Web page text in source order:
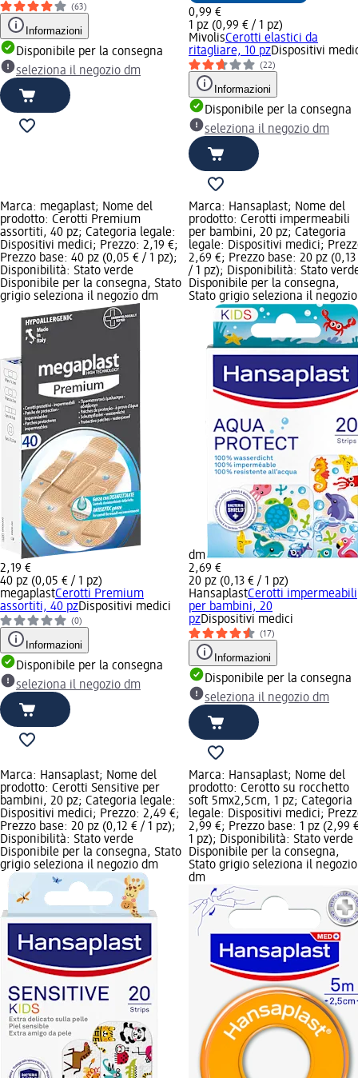
(63)
Informazioni
Disponibile per la consegna
seleziona il negozio dm
0,99 €
1 pz (0,99 € / 1 pz)
MivolisCerotti elastici da
ritagliare, 10 pzDispositivi
(22)
Informazioni
Disponibile per la consegna
seleziona il negozio dm
Marca: megaplast; Nome del
prodotto: Cerotti Premium
assortiti, 40 pz; Categoria legale:
Dispositivi medici; Prezzo: 2,19 €;
Prezzo base: 40 pz (0,05 € / 1 pz);
Disponibilità: Stato verde
Disponibile per la consegna, Stato
grigio seleziona il negozio dm
2,19 €
40 pz (0,05 € / 1 pz)
megaplastCerotti Premium
assortiti, 40 pzDispositivi medici
(0)
Informazioni
Disponibile per la consegna
seleziona il negozio dm
Marca: Hansaplast; Nome del
prodotto: Cerotti impermeabili
per bambini, 20 pz; Categoria
legale: Dispositivi medici;
2,69 €; Prezzo base: 20 pz (0,13
/ 1 pz); Disponibilità: Stato
Disponibile per la consegna,
Stato grigio seleziona il negozio
dm
2,69 €
20 pz (0,13 € / 1 pz)
HansaplastCerotti impermeabili
per bambini, 20
pzDispositivi medici
(17)
Informazioni
Disponibile per la consegna
seleziona il negozio dm
Marca: Hansaplast; Nome del
prodotto: Cerotti Sensitive per
bambini, 20 pz; Categoria legale:
Dispositivi medici; Prezzo: 2,49 €;
Prezzo base: 20 pz (0,12 € / 1 pz);
Disponibilità: Stato verde
Disponibile per la consegna, Stato
grigio seleziona il negozio dm
Marca: Hansaplast; Nome del
prodotto: Cerotto su rocchetto
soft 5mx2,5cm, 1 pz; Categoria
legale: Dispositivi medici;
2,99 €; Prezzo base: 1 pz (2,99
1 pz); Disponibilità: Stato verde
Disponibile per la consegna,
Stato grigio seleziona il negozio
dm